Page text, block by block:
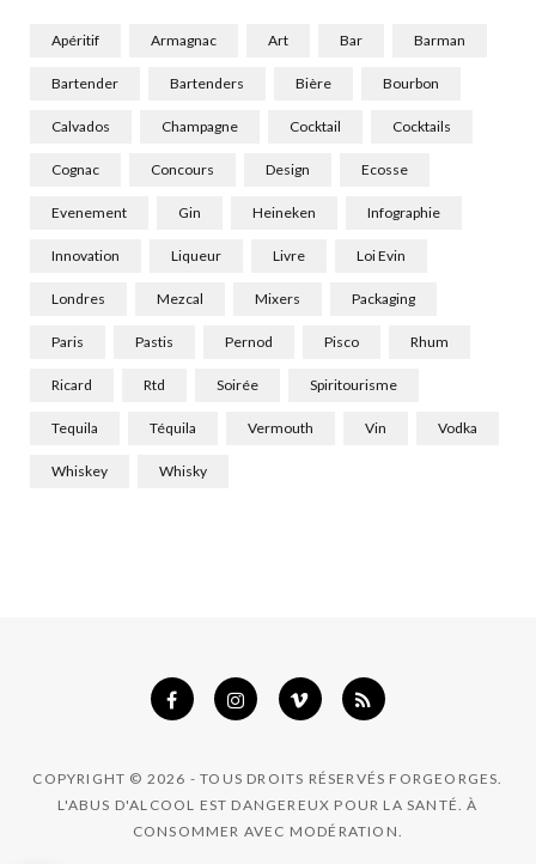
Apéritif Armagnac Art Bar Barman
Bartender Bartenders Bière Bourbon
Calvados Champagne Cocktail Cocktails
Cognac Concours Design Ecosse
Evenement Gin Heineken Infographie
Innovation Liqueur Livre Loi Evin
Londres Mezcal Mixers Packaging
Paris Pastis Pernod Pisco Rhum
Ricard Rtd Soirée Spiritourisme
Tequila Téquila Vermouth Vin Vodka
Whiskey Whisky
COPYRIGHT © 2026 - TOUS DROITS RÉSERVÉS FORGEORGES.
L'ABUS D'ALCOOL EST DANGEREUX POUR LA SANTÉ. À
CONSOMMER AVEC MODÉRATION.